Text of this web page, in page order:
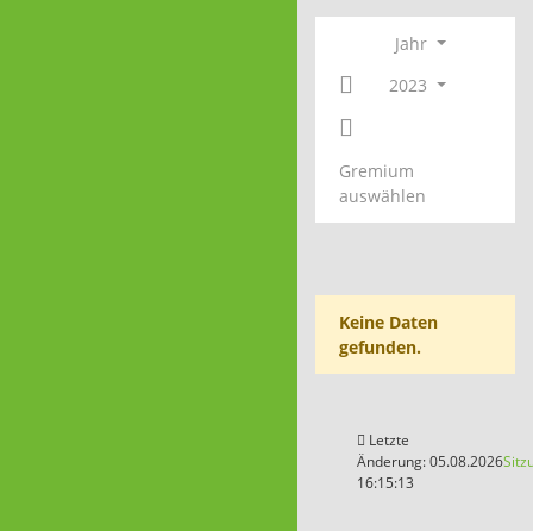
Jahr
2023
Gremium
auswählen
Keine Daten
gefunden.
Letzte
Änderung: 05.08.2026
16:15:13